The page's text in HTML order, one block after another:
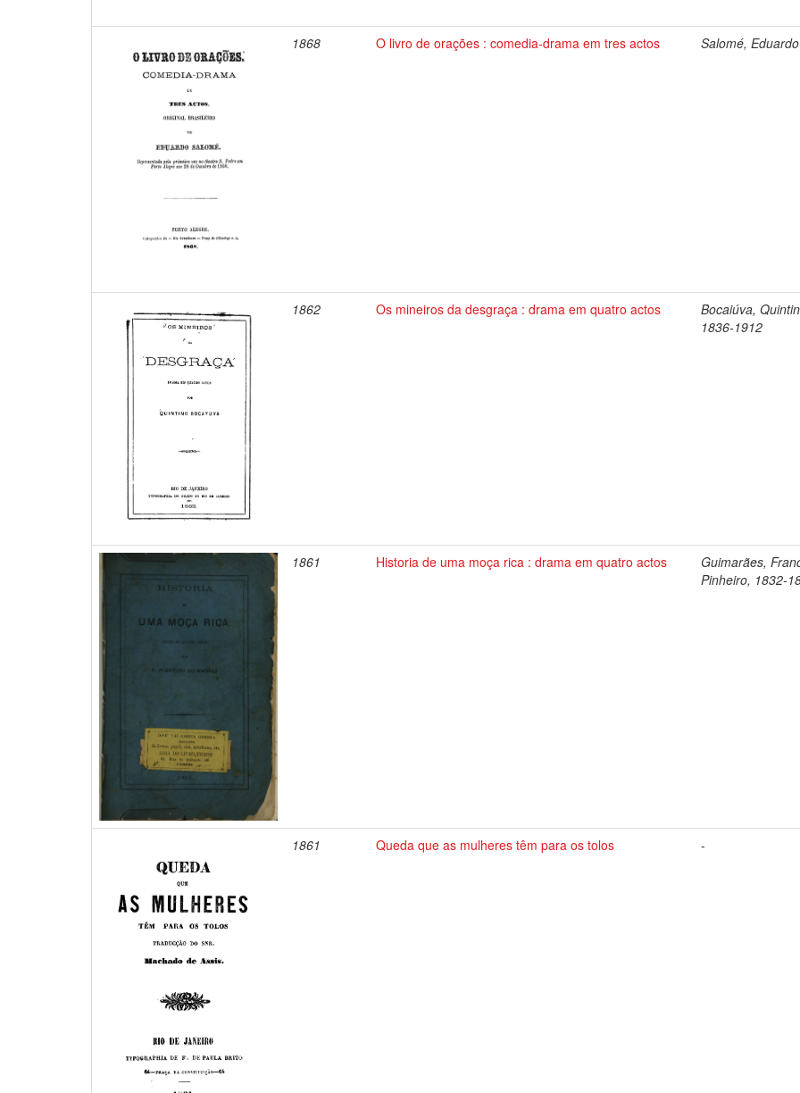
1868 O livro de orações : comedia-drama em tres actos Salomé, Eduardo
1862 Os mineiros da desgraça : drama em quatro actos
Bocaiúva,
1836-1912
1861 Historia de uma moça rica : drama em quatro actos
Guimarães,
Pinheiro, 1832-
1861 Queda que as mulheres têm para os tolos -